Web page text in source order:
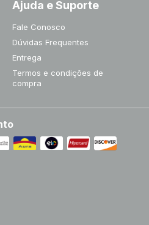
Ajuda e Suporte
Fale Conosco
Dúvidas Frequentes
Entrega
Termos e condições de
compra